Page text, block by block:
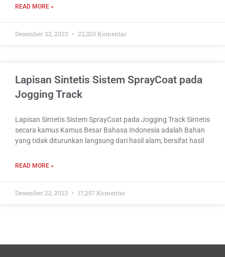
READ MORE »
Desember 22, 2023 22,320 Komentar
Lapisan Sintetis Sistem SprayCoat pada
Jogging Track
Lapisan Sintetis Sistem SprayCoat pada Jogging Track Sintetis
secara kamus Kamus Besar Bahasa Indonesia adalah Bahan
yang tidak diturunkan langsung dari hasil alam; bersifat hasil
READ MORE »
Desember 22, 2023 17,257 Komentar